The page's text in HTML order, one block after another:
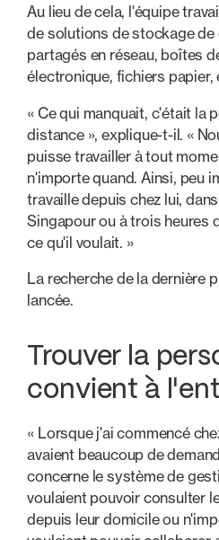
Au lieu de cela, l'équipe
de solutions de stockage
partagés en réseau, boîtes
électronique, fichiers papier,
« Ce qui manquait, c'était la
distance », explique-t-il. «
puisse travailler à tout
n'importe quand. Ainsi, peu
travaille depuis chez lui,
Singapour ou à trois heures
ce qu'il voulait. »
La recherche de la dernière
lancée.
Trouver la
convient à
« Lorsque j'ai commencé
avaient beaucoup de
concerne le système de
voulaient pouvoir consulter
depuis leur domicile ou